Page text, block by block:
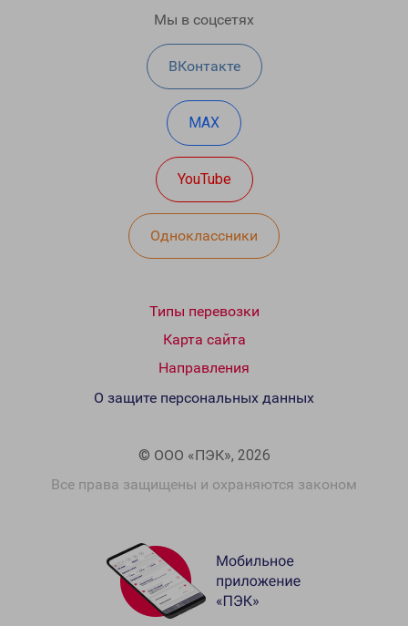
Мы в соцсетях
ВКонтакте
MAX
YouTube
Одноклассники
Типы перевозки
Карта сайта
Направления
© ООО «ПЭК», 2026
Все права защищены и охраняются законом
О защите персональных данных